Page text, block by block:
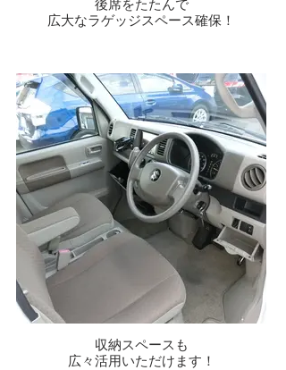
後席をたたんで
広大なラゲッジスペース確保！
収納スペースも
広々活用いただけます！